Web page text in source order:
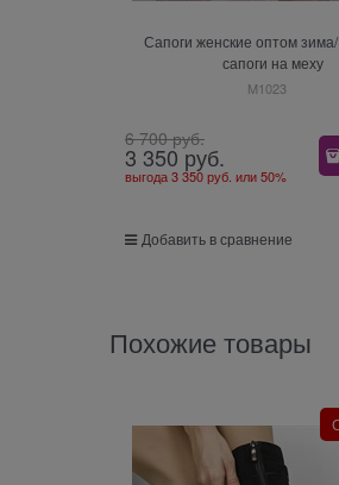
Сапоги женские оптом
сапоги на меху
M1023
6 700 руб.
3 350 руб.
выгода3 350 руб. или50%
Добавить в сравнение
Похожие товары